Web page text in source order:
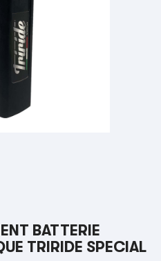
BATTERIE
TRIRIDE SPECIAL